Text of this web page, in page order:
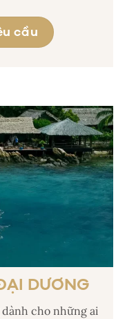
cầu
DƯƠNG
cho những ai